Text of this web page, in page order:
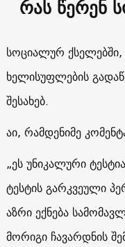
რას წერენ
სოციალურ ქსელებში,
ხელისუფლების
შესახებ.
აი, რამდენიმე
„ეს უნიკალური
ტესტის გარკვეული
აზრი ექნება
მორიგი ჩავარდნის